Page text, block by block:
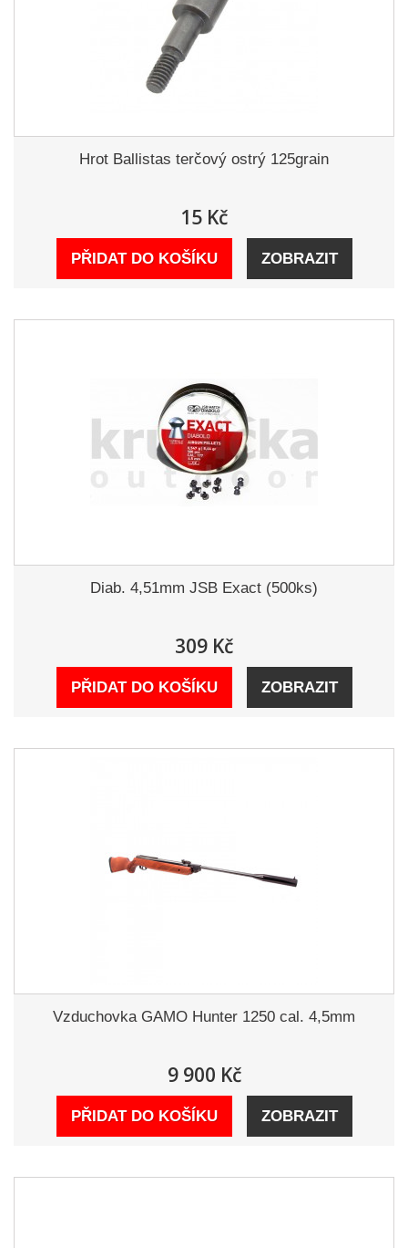
Hrot Ballistas terčový ostrý 125grain
15 Kč
PŘIDAT DO KOŠÍKU ZOBRAZIT
Diab. 4,51mm JSB Exact (500ks)
309 Kč
PŘIDAT DO KOŠÍKU ZOBRAZIT
Vzduchovka GAMO Hunter 1250 cal. 4,5mm
9 900 Kč
PŘIDAT DO KOŠÍKU ZOBRAZIT